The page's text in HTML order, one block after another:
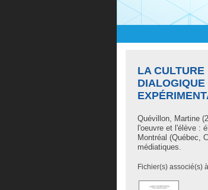
LA
Quévillon, Martine
l'oeuvre et l'élève :
Montréal (Québec,
médiatiques.
Fichier(s) associé(s)